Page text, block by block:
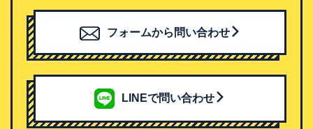
フォームから問い合わせ
LINEで問い合わせ